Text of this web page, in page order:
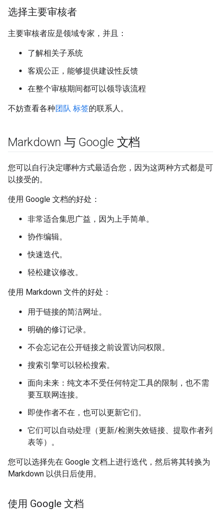
选择主要审核者
主要审核者应是领域专家，并且：
了解相关子系统
客观公正，能够提供建设性反馈
在整个审核期间都可以领导该流程
不妨查看各种团队 标签的联系人。
Markdown 与 Google 文档
您可以自行决定哪种方式最适合您，因为这两种方式都是可
以接受的。
使用 Google 文档的好处：
非常适合集思广益，因为上手简单。
协作编辑。
快速迭代。
轻松建议修改。
使用 Markdown 文件的好处：
用于链接的简洁网址。
明确的修订记录。
不会忘记在公开链接之前设置访问权限。
搜索引擎可以轻松搜索。
面向未来：纯文本不受任何特定工具的限制，也不需
要互联网连接。
即使作者不在，也可以更新它们。
它们可以自动处理（更新/检测失效链接、提取作者列
表等）。
您可以选择先在 Google 文档上进行迭代，然后将其转换为
Markdown 以供日后使用。
使用 Google 文档